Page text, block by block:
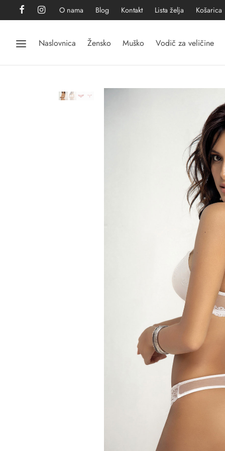
O nama Blog Kontakt Lista želja Košarica
Naslovnica Žensko Muško Vodič za veličine